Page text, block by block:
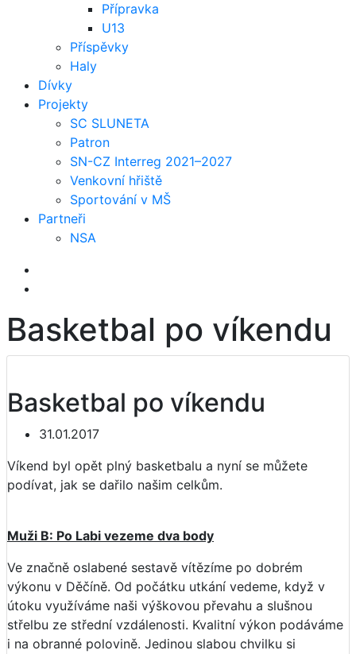
Přípravka
U13
Příspěvky
Haly
Dívky
Projekty
SC SLUNETA
Patron
SN-CZ Interreg 2021–2027
Venkovní hřiště
Sportování v MŠ
Partneři
NSA
Basketbal po víkendu
Basketbal po víkendu
31.01.2017
Víkend byl opět plný basketbalu a nyní se můžete
podívat, jak se dařilo našim celkům.
Muži B: Po Labi vezeme dva body
Ve značně oslabené sestavě vítězíme po dobrém
výkonu v Děčíně. Od počátku utkání vedeme, když v
útoku využíváme naši výškovou převahu a slušnou
střelbu ze střední vzdálenosti. Kvalitní výkon podáváme
i na obranné polovině. Jedinou slabou chvilku si